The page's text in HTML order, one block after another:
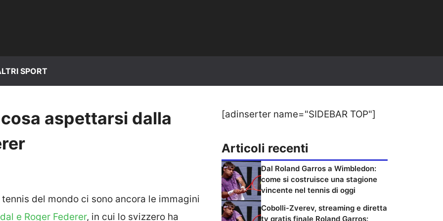
SPORT
aspettarsi dalla
del mondo ci sono ancora le immagini
e Roger Federer, in cui lo svizzero ha
[adinserter name="SIDEBAR TOP"]
Articoli recenti
Dal Roland Garros a Wimbledon:
come si costruisce una stagione
vincente nel tennis di oggi
Cobolli-Zverev, streaming e diretta
tv gratis finale Roland Garros: